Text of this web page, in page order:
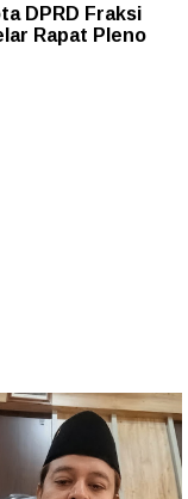
DPRD Fraksi
Rapat Pleno